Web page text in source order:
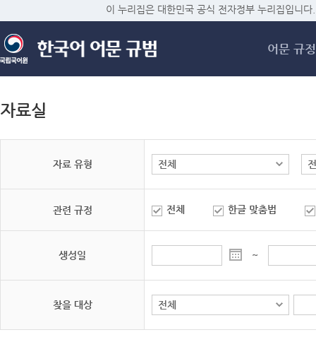
메
이 누리집은 대한민국 공식 전자정부 누리집입니다.
어문 규정
자료실
자료 유형
관련 규정 전체 한글 맞춤법
생성일 ~
찾을 대상